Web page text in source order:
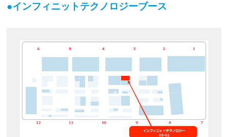
●インフィニットテクノロジーブース